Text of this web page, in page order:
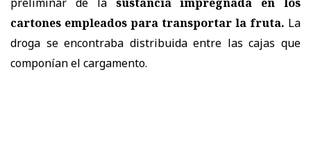
cartones empleados para transportar la fruta. La
droga se encontraba distribuida entre las cajas que
componían el cargamento.